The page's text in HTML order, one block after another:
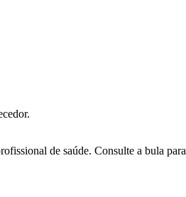
de saúde. Consulte a bula para